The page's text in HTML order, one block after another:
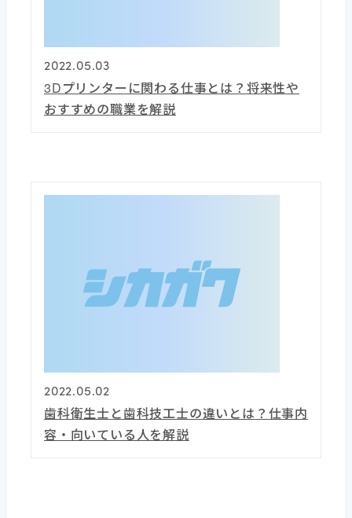
2022.05.03
3Dプリンターに関わる仕事とは？将来性や
おすすめの職業を解説
2022.05.02
歯科衛生士と歯科技工士の違いとは？仕事内
容・向いている人を解説